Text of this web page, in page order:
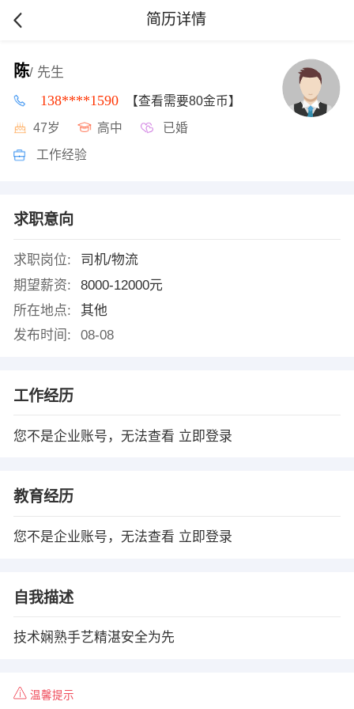
简历详情
陈/ 先生
138****1590 【查看需要80金币】
47岁 高中 已婚
工作经验
求职意向
求职岗位:
司机/物流
期望薪资:
8000-12000元
所在地点:
其他
发布时间:
08-08
工作经历
您不是企业账号，无法查看 立即登录
教育经历
您不是企业账号，无法查看 立即登录
自我描述
技术娴熟手艺精湛安全为先
温馨提示